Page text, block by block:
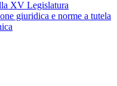
XV Legislatura
giuridica e norme a tutela